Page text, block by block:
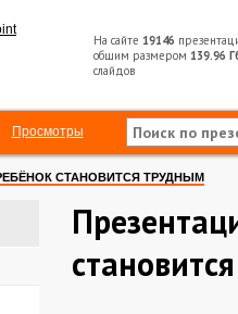
На сайте 19146
общим размером 139.96
слайдов
Просмотры
СТАНОВИТСЯ ТРУДНЫМ